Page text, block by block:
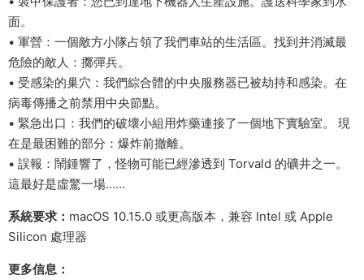
面。
• 軍營：一個敵方小隊占領了我們車站的生活區。找到并消滅最
危險的敵人：擲彈兵。
• 受感染的巢穴：我們綜合體的中央服務器已被劫持和感染。在
病毒傳播之前禁用中央節點。
• 緊急出口：我們的破壞小組用炸藥連接了一個地下實驗室。 現
在是最困難的部分：爆炸前撤離。
• 誤報：鬧鍾響了，怪物可能已經滲透到 Torvald 的礦井之一。
這最好是虛驚一場……
系統要求： macOS 10.15.0 或更高版本，兼容 Intel 或 Apple
Silicon 處理器
更多信息：